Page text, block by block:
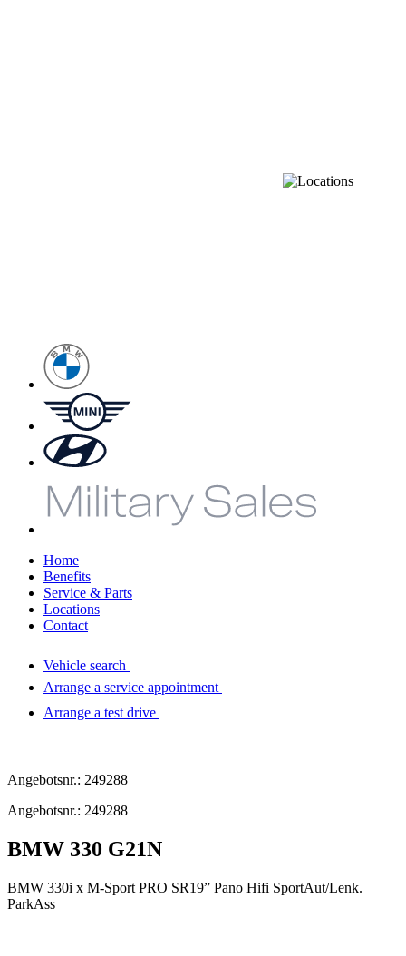
Home
Benefits
Service & Parts
Locations
Contact
Vehicle search
Arrange a service appointment
Arrange a test drive
Angebotsnr.: 249288
Angebotsnr.: 249288
BMW 330 G21N
BMW 330i x M-Sport PRO SR19” Pano Hifi SportAut/Lenk.
ParkAss